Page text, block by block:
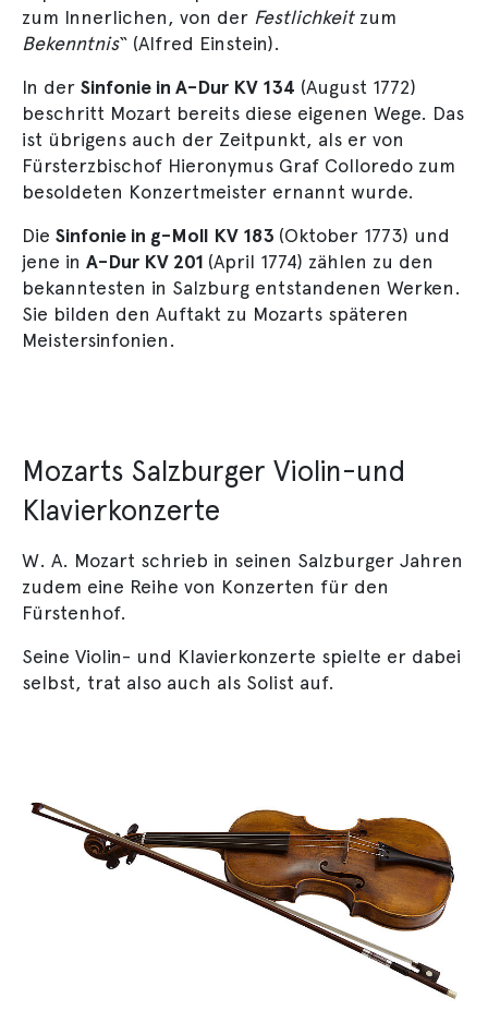
zum Innerlichen, von der Festlichkeitzum
Bekenntnis“ (Alfred Einstein).
In der Sinfonie in A-Dur KV 134 (August 1772)
beschritt Mozart bereits diese eigenen Wege. Das
ist übrigens auch der Zeitpunkt, als er von
Fürsterzbischof Hieronymus Graf Colloredo zum
besoldeten Konzertmeister ernannt wurde.
Die Sinfonie in g-Moll KV 183 (Oktober 1773) und
jene in A-Dur KV 201 (April 1774) zählen zu den
bekanntesten in Salzburg entstandenen Werken.
Sie bilden den Auftakt zu Mozarts späteren
Meistersinfonien.
Mozarts Salzburger Violin-und
Klavierkonzerte
W. A. Mozart schrieb in seinen Salzburger Jahren
zudem eine Reihe von Konzerten für den
Fürstenhof.
Seine Violin- und Klavierkonzerte spielte er dabei
selbst, trat also auch als Solist auf.